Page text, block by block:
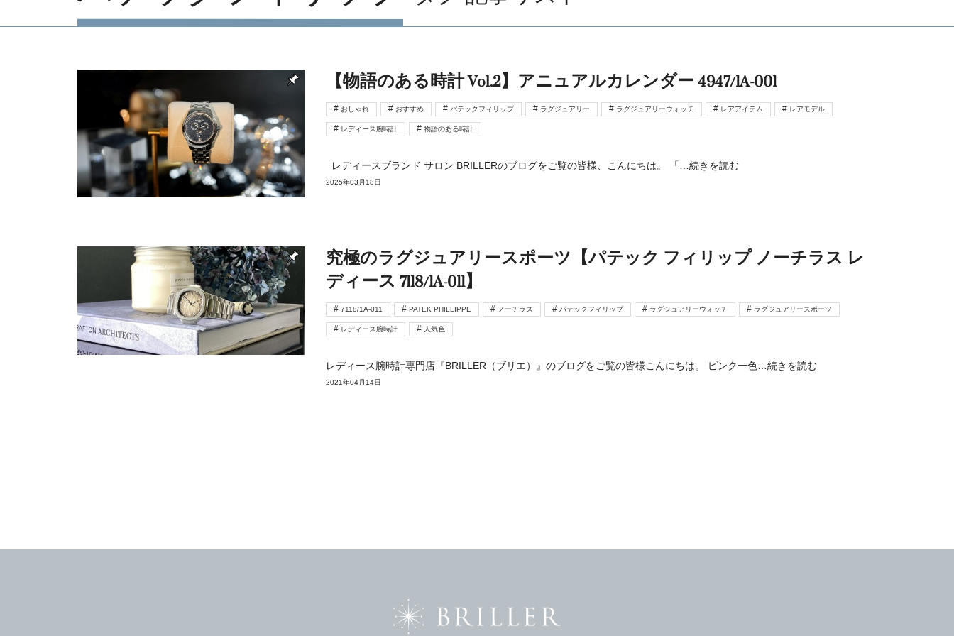
【物語のある時計 Vol.2】アニュアルカレンダー 4947/1A-001
おしゃれ おすすめ パテックフィリップ ラグジュアリー ラグジュアリーウォッチ レアアイテム レアモデル
レディース腕時計 物語のある時計
レディースブランド サロン BRILLERのブログをご覧の皆様、こんにちは。 「 …続きを読む
2025年03月18日
究極のラグジュアリースポーツ【パテック フィリップ ノーチラス レ
ディース 7118/1A-011】
7118/1A-011 PATEK PHILLIPPE ノーチラス パテックフィリップ ラグジュアリーウォッチ ラグジュアリースポーツ
レディース腕時計 人気色
レディース腕時計専門店『BRILLER（ブリエ）』のブログをご覧の皆様こんにちは。 ピンク一色 …続きを読む
2021年04月14日